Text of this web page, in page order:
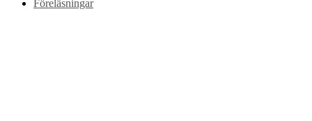
Föreläsningar